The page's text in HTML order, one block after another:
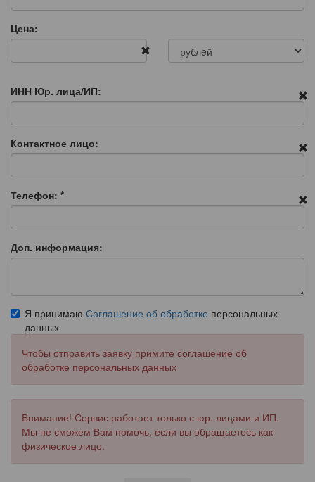
Цена:
ИНН Юр. лица/ИП:
Контактное лицо:
Телефон: *
Доп. информация:
Я принимаю Соглашение об обработке персональных
данных
Чтобы отправить заявку примите соглашение об
обработке персональных данных
Внимание! Сервис работает только с юр. лицами и ИП.
Мы не сможем Вам помочь, если вы обращаетесь как
физическое лицо.